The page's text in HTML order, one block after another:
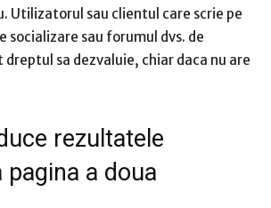
Utilizatorul sau clientul care scrie pe
socializare sau forumul dvs. de
sa dezvaluie, chiar daca nu are
rezultatele
pagina a doua